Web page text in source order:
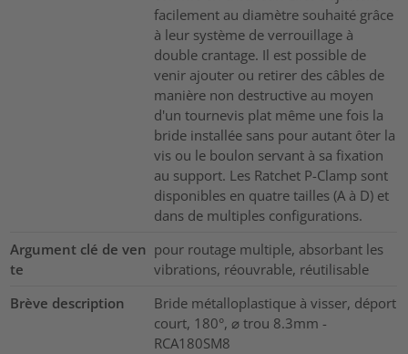
facilement au diamètre souhaité grâce
à leur système de verrouillage à
double crantage. Il est possible de
venir ajouter ou retirer des câbles de
manière non destructive au moyen
d'un tournevis plat même une fois la
bride installée sans pour autant ôter la
vis ou le boulon servant à sa fixation
au support. Les Ratchet P-Clamp sont
disponibles en quatre tailles (A à D) et
dans de multiples configurations.
Argument clé de ven
te
pour routage multiple, absorbant les
vibrations, réouvrable, réutilisable
Brève description
Bride métalloplastique à visser, déport
court, 180°, ⌀ trou 8.3mm -
RCA180SM8